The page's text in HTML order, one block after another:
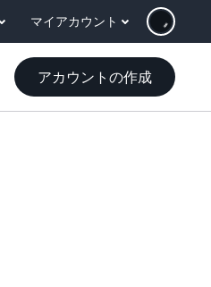
マイアカウント
アカウントの作成